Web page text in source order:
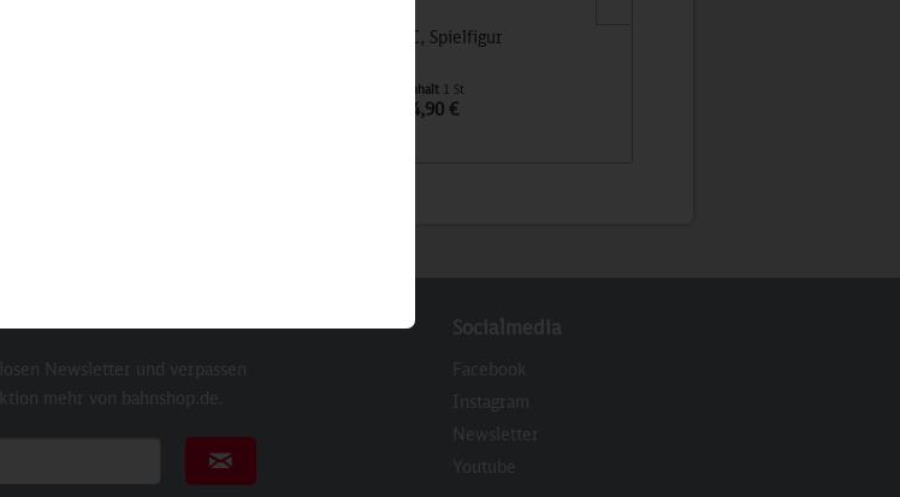
IDA IC, Spielfigur
Inhalt 1 St
4,90 €
Newsletter und verpassen
mehr von bahnshop.de.
Newsletter abonnieren
Socialmedia
Facebook
Instagram
Newsletter
Youtube